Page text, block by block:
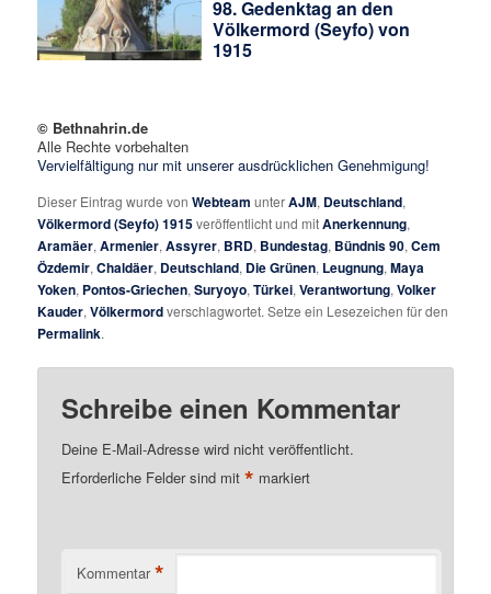
98. Gedenktag an den
Völkermord (Seyfo) von
1915
© Bethnahrin.de
Alle Rechte vorbehalten
Vervielfältigung nur mit unserer ausdrücklichen Genehmigung!
Dieser Eintrag wurde vonWebteam unterAJM, Deutschland,
Völkermord (Seyfo) 1915veröffentlicht und mitAnerkennung,
Aramäer,Armenier,Assyrer, BRD, Bundestag, Bündnis 90,Cem
Özdemir,Chaldäer, Deutschland, Die Grünen, Leugnung,Maya
Yoken, Pontos-Griechen,Suryoyo,Türkei,Verantwortung,Volker
Kauder,Völkermordverschlagwortet. Setze ein Lesezeichen für den
Permalink.
Schreibe einen Kommentar
Deine E-Mail-Adresse wird nicht veröffentlicht.
Erforderliche Felder sind mit* markiert
Kommentar *